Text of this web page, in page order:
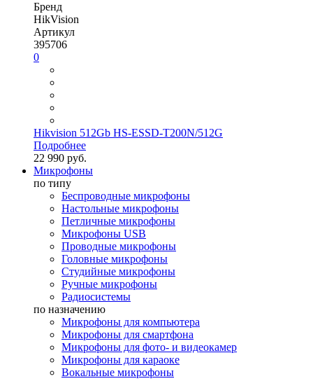
Бренд
HikVision
Артикул
395706
0
Hikvision 512Gb HS-ESSD-T200N/512G
Подробнее
22 990 руб.
Микрофоны
по типу
Беспроводные микрофоны
Настольные микрофоны
Петличные микрофоны
Микрофоны USB
Проводные микрофоны
Головные микрофоны
Студийные микрофоны
Ручные микрофоны
Радиосистемы
по назначению
Микрофоны для компьютера
Микрофоны для смартфона
Микрофоны для фото- и видеокамер
Микрофоны для караоке
Вокальные микрофоны